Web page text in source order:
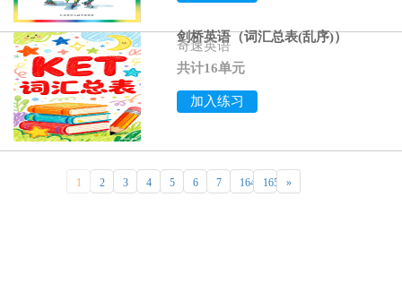
剑桥英语（词汇总表(乱序)）
奇速英语
共计16单元
加入练习
1 2 3 4 5 6 7 164 165 »